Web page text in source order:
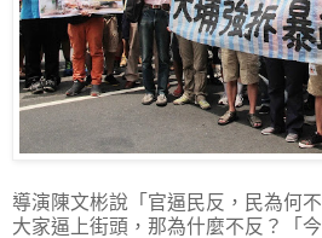
導演陳文彬說「官逼民反，民為何
大家逼上街頭，那為什麼不反？「